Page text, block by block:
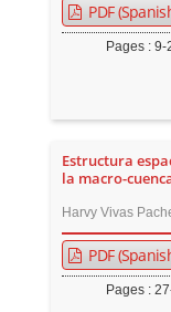
PDF
Pages : 9-
Estructura
la macro-
Harvy Vivas
PDF
Pages :